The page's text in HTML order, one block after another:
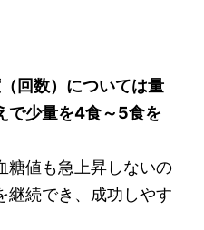
回数）については量
で少量を4食～5食を
糖値も急上昇しないの
継続でき、成功しやす